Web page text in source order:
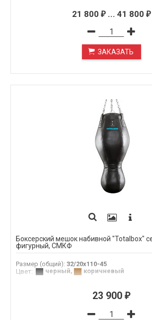
21 800 ₽... 41 800 ₽
ЗАКАЗАТЬ
Боксерский мешок набивной "Totalbox"
фигурный, СМКФ
Размер (общий): 32/20х110-45
Цвет: черный, коричневый
23 900 ₽